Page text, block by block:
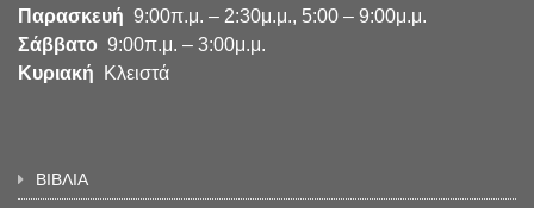
Παρασκευή 9:00π.μ. – 2:30μ.μ., 5:00 – 9:00μ.μ.
Σάββατο 9:00π.μ. – 3:00μ.μ.
Κυριακή Κλειστά
ΒΙΒΛΙΑ